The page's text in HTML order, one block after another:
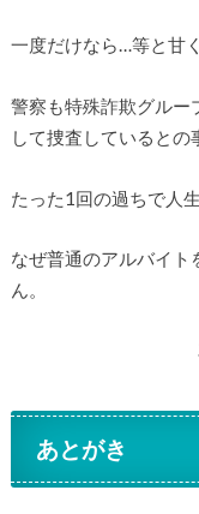
一度だけなら…等と甘
警察も特殊詐欺グルー
して捜査しているとの
たった1回の過ちで人
なぜ普通のアルバイト
ん。
あとがき